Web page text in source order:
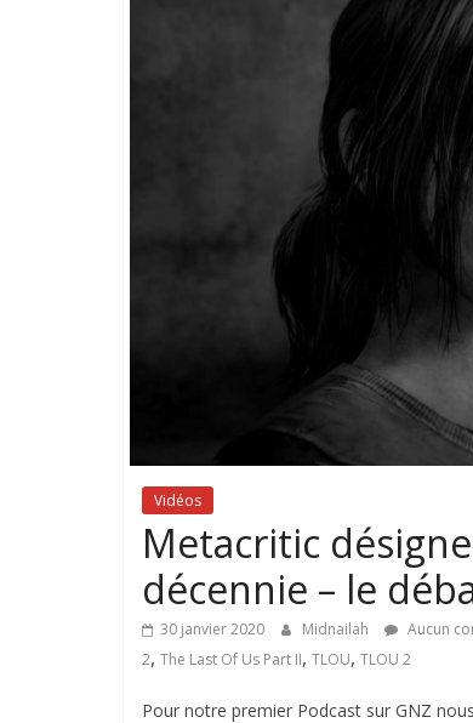
Vidéos
Metacritic
décennie – le
30 janvier 2020 Midnailah Aucun
2, The Last Of Us Part II, TLOU, TLOU 2
Pour notre premier Podcast sur GNZ